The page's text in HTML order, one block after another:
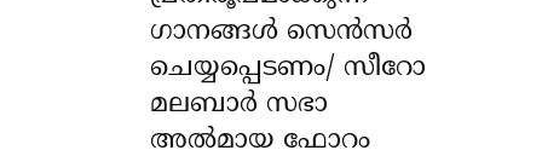
ഗാനങ്ങൾ സെൻസർ
ചെയ്യപ്പെടണം/ സീറോ
മലബാർ സഭാ
അൽമായ ഫോറം